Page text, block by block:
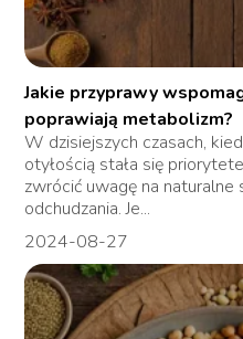
Jakie przyprawy
poprawiają metabolizm?
W dzisiejszych czasach,
otyłością stała się
zwrócić uwagę na
odchudzania. Je...
2024-08-27